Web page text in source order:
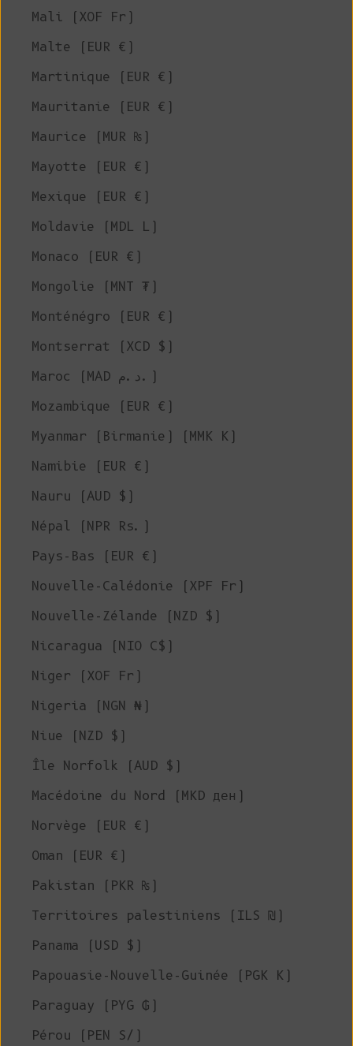
Mali (XOF Fr)
Malte (EUR €)
Martinique (EUR €)
Mauritanie (EUR €)
Maurice (MUR ₨)
Mayotte (EUR €)
Mexique (EUR €)
Moldavie (MDL L)
Monaco (EUR €)
Mongolie (MNT ₮)
Monténégro (EUR €)
Montserrat (XCD $)
Maroc (MAD د.م.)
Mozambique (EUR €)
Myanmar (Birmanie) (MMK K)
Namibie (EUR €)
Nauru (AUD $)
Népal (NPR Rs.)
Pays-Bas (EUR €)
Nouvelle-Calédonie (XPF Fr)
Nouvelle-Zélande (NZD $)
Nicaragua (NIO C$)
Niger (XOF Fr)
Nigeria (NGN ₦)
Niue (NZD $)
Île Norfolk (AUD $)
Macédoine du Nord (MKD ден)
Norvège (EUR €)
Oman (EUR €)
Pakistan (PKR ₨)
Territoires palestiniens (ILS ₪)
Panama (USD $)
Papouasie-Nouvelle-Guinée (PGK K)
Paraguay (PYG ₲)
Pérou (PEN S/)